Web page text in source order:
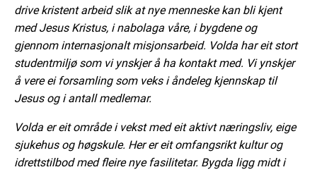
drive kristent arbeid slik at nye menneske kan bli kjent
med Jesus Kristus, i nabolaga våre, i bygdene og
gjennom internasjonalt misjonsarbeid. Volda har eit stort
studentmiljø som vi ynskjer å ha kontakt med. Vi ynskjer
å vere ei forsamling som veks i åndeleg kjennskap til
Jesus og i antall medlemar.
Volda er eit område i vekst med eit aktivt næringsliv, eige
sjukehus og høgskule. Her er eit omfangsrikt kultur og
idrettstilbod med fleire nye fasilitetar. Bygda ligg midt i